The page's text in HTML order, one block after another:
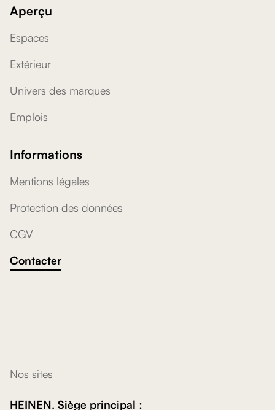
Aperçu
Espaces
Extérieur
Univers des marques
Emplois
Informations
Mentions légales
Protection des données
CGV
Contacter
Nos sites
HEINEN. Siège principal :